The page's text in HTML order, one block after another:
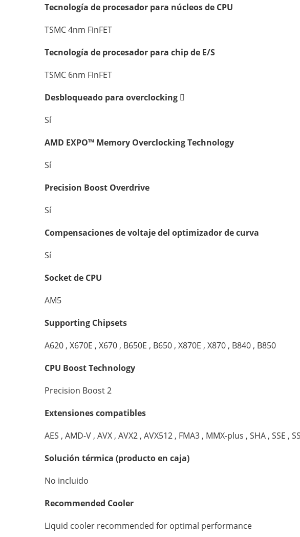
Tecnología de procesador para núcleos de CPU
TSMC 4nm FinFET
Tecnología de procesador para chip de E/S
TSMC 6nm FinFET
Desbloqueado para overclocking
Sí
AMD EXPO™ Memory Overclocking Technology
Sí
Precision Boost Overdrive
Sí
Compensaciones de voltaje del optimizador de curva
Sí
Socket de CPU
AM5
Supporting Chipsets
A620 , X670E , X670 , B650E , B650 , X870E , X870 , B840 , B850
CPU Boost Technology
Precision Boost 2
Extensiones compatibles
AES , AMD-V , AVX , AVX2 , AVX512 , FMA3 , MMX-plus , SHA , SSE ,
Solución térmica (producto en caja)
No incluido
Recommended Cooler
Liquid cooler recommended for optimal performance